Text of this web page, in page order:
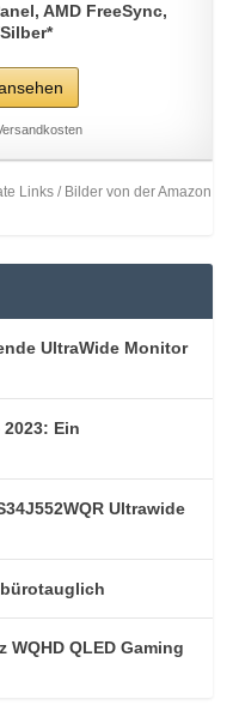
AMD FreeSync,
Links / Bilder von der Amazon
UltraWide Monitor
Ein
Ultrawide
WQHD QLED Gaming